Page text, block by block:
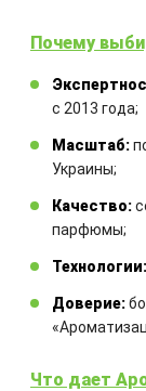
Аромат:
табака
Почему
с 2013 года;
Масштаб:
Украины;
Качество:
парфюмы;
Технологии:
Доверие:
Что дает